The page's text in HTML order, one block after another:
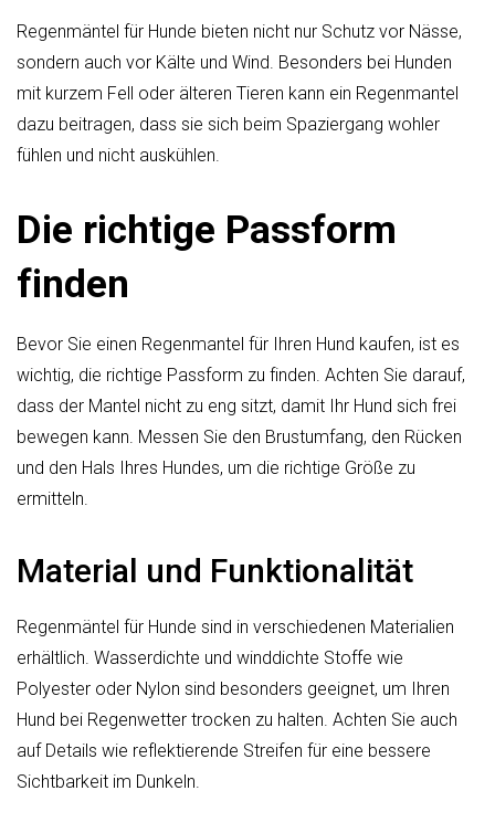
Regenmäntel für Hunde bieten nicht nur Schutz vor Nässe,
sondern auch vor Kälte und Wind. Besonders bei Hunden
mit kurzem Fell oder älteren Tieren kann ein Regenmantel
dazu beitragen, dass sie sich beim Spaziergang wohler
fühlen und nicht auskühlen.
Die richtige Passform
finden
Bevor Sie einen Regenmantel für Ihren Hund kaufen, ist es
wichtig, die richtige Passform zu finden. Achten Sie darauf,
dass der Mantel nicht zu eng sitzt, damit Ihr Hund sich frei
bewegen kann. Messen Sie den Brustumfang, den Rücken
und den Hals Ihres Hundes, um die richtige Größe zu
ermitteln.
Material und Funktionalität
Regenmäntel für Hunde sind in verschiedenen Materialien
erhältlich. Wasserdichte und winddichte Stoffe wie
Polyester oder Nylon sind besonders geeignet, um Ihren
Hund bei Regenwetter trocken zu halten. Achten Sie auch
auf Details wie reflektierende Streifen für eine bessere
Sichtbarkeit im Dunkeln.